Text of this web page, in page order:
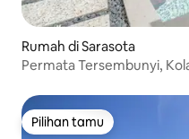
Rumah di Sarasota
Permata Tersembunyi,
Pilihan tamu
Pilihan tamu